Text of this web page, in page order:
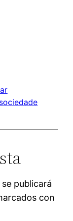
sociedade
publicará
con